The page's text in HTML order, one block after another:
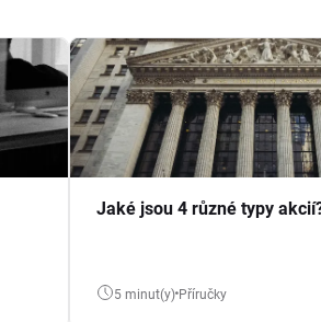
Jaké jsou 4 různé typy
5 minut(y) Příručky